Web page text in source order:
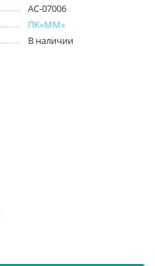
AC-07006
ПК«ММ»
В наличии